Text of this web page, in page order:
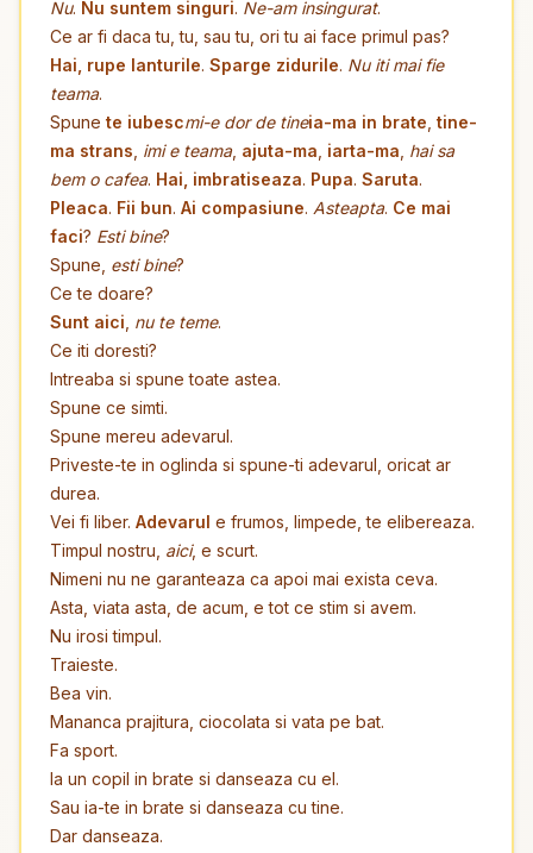
Nu. Nu suntem singuri. Ne-am insingurat.
Ce ar fi daca tu, tu, sau tu, ori tu ai face primul pas?
Hai, rupe lanturile. Sparge zidurile. Nu iti mai fie
teama.
Spune te iubescmi-e dor de tineia-ma in brate tine-
ma strans imi e teama, ajuta-ma iarta-ma hai sa
bem o cafea. Hai, imbratiseaza. Pupa. Saruta.
Pleaca. Fii bun. Ai compasiune. Asteapta. Ce mai
faci? Esti bine?
Spune, esti bine?
Ce te doare?
Sunt aici nu te teme.
Ce iti doresti?
Intreaba si spune toate astea.
Spune ce simti.
Spune mereu adevarul.
Priveste-te in oglinda si spune-ti adevarul, oricat ar
durea.
Vei fi liber. Adevarul e frumos, limpede, te elibereaza.
Timpul nostru, aici, e scurt.
Nimeni nu ne garanteaza ca apoi mai exista ceva.
Asta, viata asta, de acum, e tot ce stim si avem.
Nu irosi timpul.
Traieste.
Bea vin.
Mananca prajitura, ciocolata si vata pe bat.
Fa sport.
Ia un copil in brate si danseaza cu el.
Sau ia-te in brate si danseaza cu tine.
Dar danseaza.